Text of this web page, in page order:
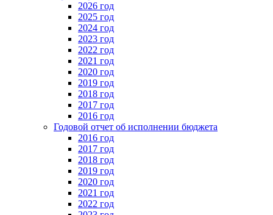
2026 год
2025 год
2024 год
2023 год
2022 год
2021 год
2020 год
2019 год
2018 год
2017 год
2016 год
Годовой отчет об исполнении бюджета
2016 год
2017 год
2018 год
2019 год
2020 год
2021 год
2022 год